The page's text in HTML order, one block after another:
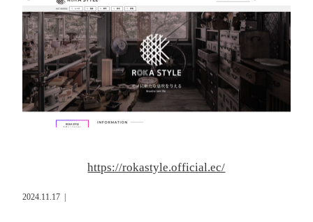
https://rokastyle.official.ec/
2024.11.17